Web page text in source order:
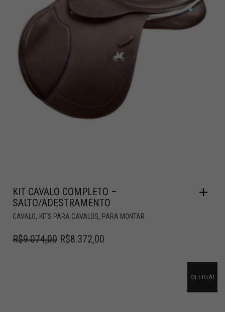
KIT CAVALO COMPLETO –
SALTO/ADESTRAMENTO
CAVALO, KITS PARA CAVALOS, PARA MONTAR
R$9.074,00 R$8.372,00
OFERTA!